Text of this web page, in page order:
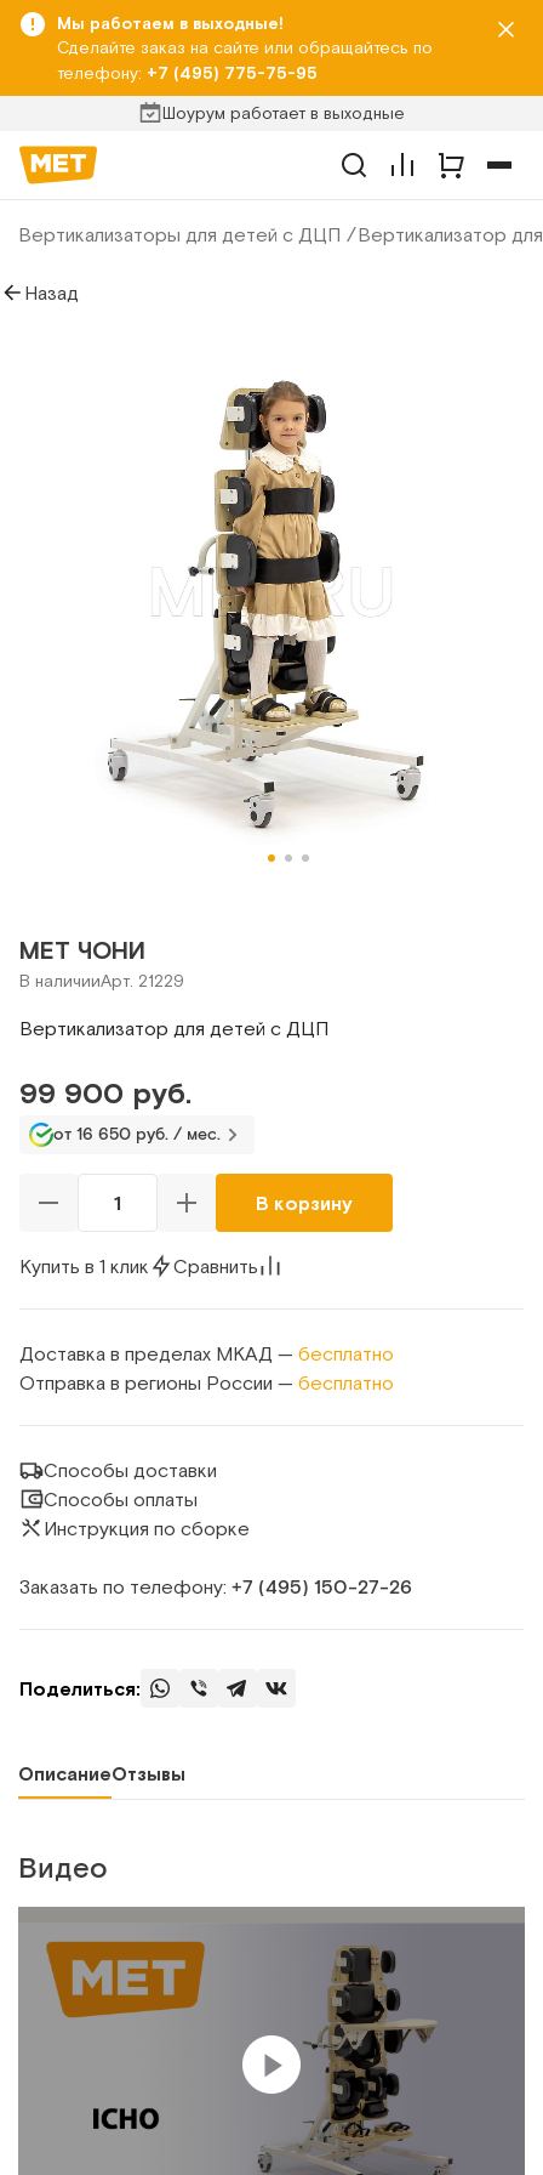
Мы работаем в выходные!
Сделайте заказ на сайте или обращайтесь по
телефону: +7 (495) 775-75-95
Шоурум работает в выходные
Вертикализаторы для детей с ДЦП Вертикализатор
Назад
MET ЧОНИ
В наличииАрт. 21229
Вертикализатор для детей с ДЦП
99 900 руб.
от 16 650 руб. / мес.
В корзину
Купить в 1 клик Сравнить
Доставка в пределах МКАД — бесплатно
Отправка в регионы России — бесплатно
Способы доставки
Способы оплаты
Инструкция по сборке
Заказать по телефону: +7 (495) 150‑27‑26
Поделиться:
ОписаниеОтзывы
Видео